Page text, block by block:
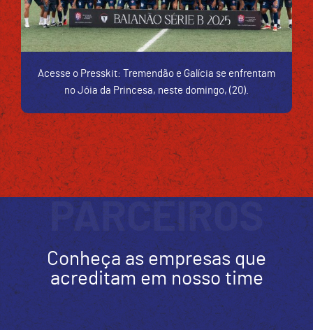
Acesse o Presskit: Tremendão e Galícia se enfrentam
no Jóia da Princesa, neste domingo, (20).
PARCEIROS
Conheça as empresas que
acreditam em nosso time